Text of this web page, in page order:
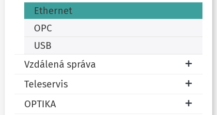
Ethernet
OPC
USB
Vzdálená správa
Teleservis
OPTIKA